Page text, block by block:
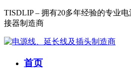
TISDLIP – 拥有20多年经验的专业
接器制造商
首页